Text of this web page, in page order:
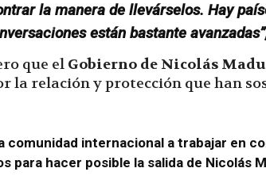
la manera de llevárselos. Hay
están bastante
que el Gobierno de Nicolás
la relación y protección que han
comunidad internacional a trabajar en
para hacer posible la salida de Nicolás